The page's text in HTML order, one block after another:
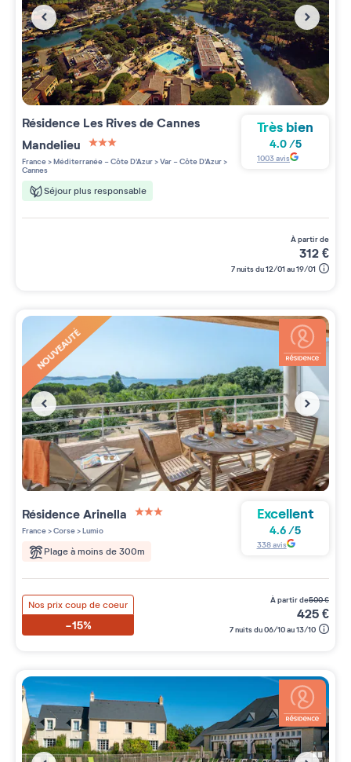
Résidence Les Rives de Cannes
Mandelieu
3 étoiles sur 5
France>Méditerranée - Côte D'Azur>Var - Côte D'Azur>
Cannes
Séjour plus responsable
Très bien
4.0/5
1003avis
à partir de
312€
7 nuits du 12/01 au 19/01
NOUVEAUTÉ
RésidenceArinella
France>Corse>Lumio
Plage à moins de 300m
Excellent
4.6/5
338avis
Nos prix coup de coeur
-15%
à partir de500€
425€
7 nuits du 06/10 au 13/10